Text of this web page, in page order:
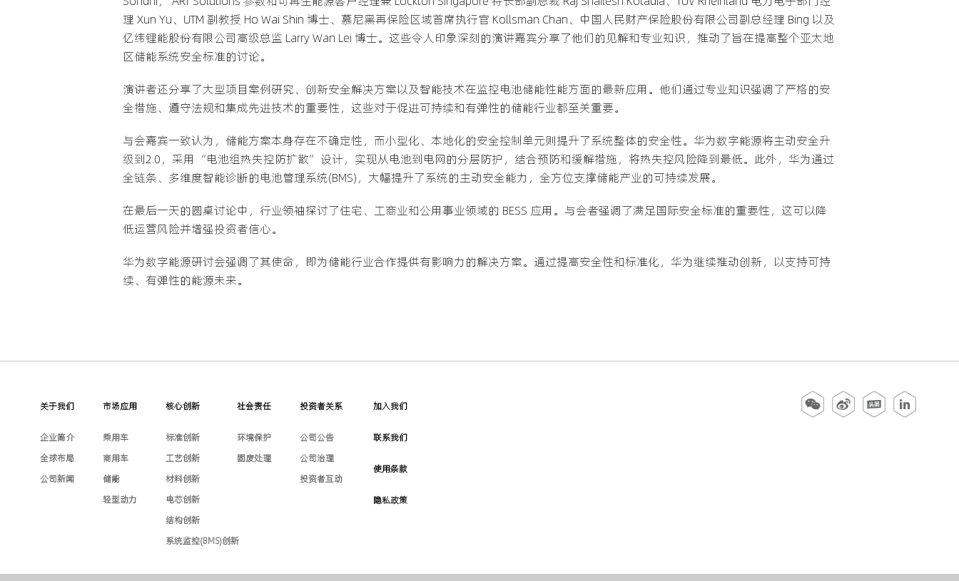
理 Xun Yu、UTM 副教授 Ho Wai Shin 博士、慕尼黑再保险区域首席执行官 Kollsman Chan、中国人民财产保险股份有限公司副总经理 Bing 以及
亿纬锂能股份有限公司高级总监 Larry Wan Lei 博士。这些令人印象深刻的演讲嘉宾分享了他们的见解和专业知识，推动了旨在提高整个亚太地
区储能系统安全标准的讨论。
演讲者还分享了大型项目案例研究、创新安全解决方案以及智能技术在监控电池储能性能方面的最新应用。他们通过专业知识强调了严格的安
全措施、遵守法规和集成先进技术的重要性，这些对于促进可持续和有弹性的储能行业都至关重要。
与会嘉宾一致认为，储能方案本身存在不确定性，而小型化、本地化的安全控制单元则提升了系统整体的安全性。华为数字能源将主动安全升
级到2.0，采用“电池组热失控防扩散”设计，实现从电池到电网的分层防护，结合预防和缓解措施，将热失控风险降到最低。此外，华为通过
全链条、多维度智能诊断的电池管理系统(BMS)，大幅提升了系统的主动安全能力，全方位支撑储能产业的可持续发展。
在最后一天的圆桌讨论中，行业领袖探讨了住宅、工商业和公用事业领域的 BESS 应用。与会者强调了满足国际安全标准的重要性，这可以降
低运营风险并增强投资者信心。
华为数字能源研讨会强调了其使命，即为储能行业合作提供有影响力的解决方案。通过提高安全性和标准化，华为继续推动创新，以支持可持
续、有弹性的能源未来。
关于我们
企业简介
全球布局
公司新闻
市场应用
乘用车
商用车
储能
轻型动力
核心创新
标准创新
工艺创新
材料创新
电芯创新
结构创新
系统监控(BMS)创新
社会责任
环境保护
固废处理
投资者关系
公司公告
公司治理
投资者互动
加入我们
联系我们
使用条款
隐私政策